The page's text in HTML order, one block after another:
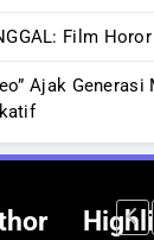
Film
Ajak Generasi